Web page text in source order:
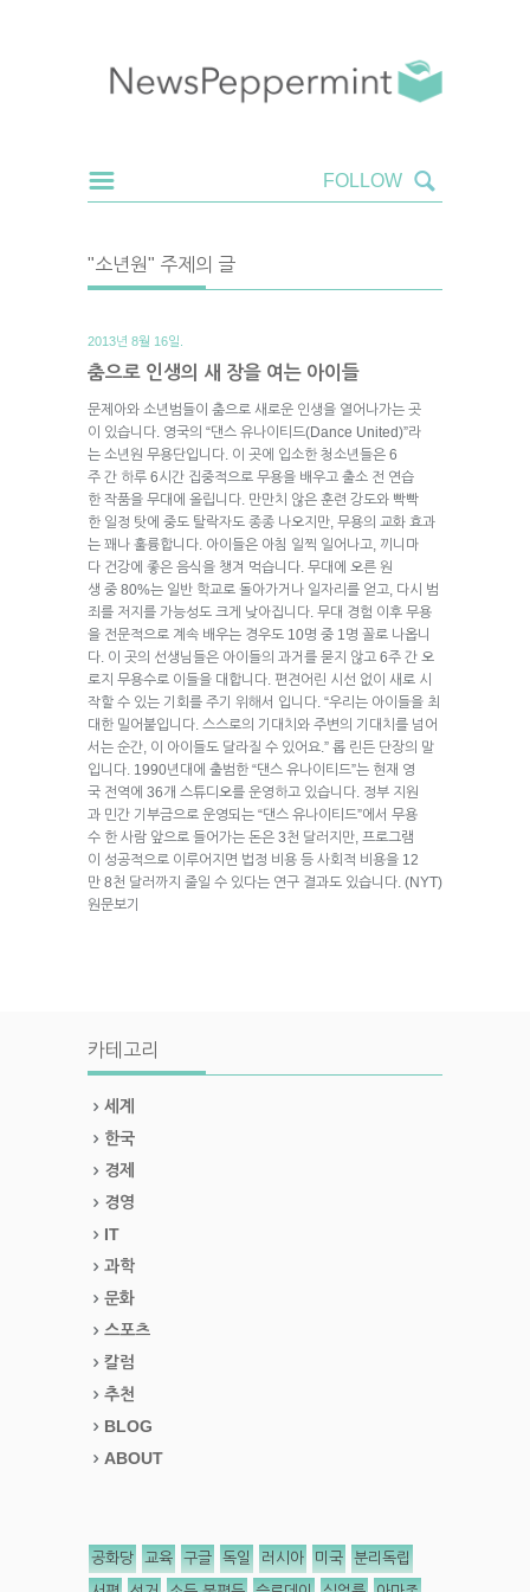
"소년원" 주제의 글
2013년 8월 16일.
춤으로 인생의 새 장을 여는 아이들
문제아와 소년범들이 춤으로 새로운 인생을 열어나가는 곳
이 있습니다. 영국의 “댄스 유나이티드(Dance United)”라
는 소년원 무용단입니다. 이 곳에 입소한 청소년들은 6
주 간 하루 6시간 집중적으로 무용을 배우고 출소 전 연습
한 작품을 무대에 올립니다. 만만치 않은 훈련 강도와 빡빡
한 일정 탓에 중도 탈락자도 종종 나오지만, 무용의 교화 효과
는 꽤나 훌륭합니다. 아이들은 아침 일찍 일어나고, 끼니마
다 건강에 좋은 음식을 챙겨 먹습니다. 무대에 오른 원
생 중 80%는 일반 학교로 돌아가거나 일자리를 얻고, 다시 범
죄를 저지를 가능성도 크게 낮아집니다. 무대 경험 이후 무용
을 전문적으로 계속 배우는 경우도 10명 중 1명 꼴로 나옵니
다. 이 곳의 선생님들은 아이들의 과거를 묻지 않고 6주 간 오
로지 무용수로 이들을 대합니다. 편견어린 시선 없이 새로 시
작할 수 있는 기회를 주기 위해서 입니다. “우리는 아이들을 최
대한 밀어붙입니다. 스스로의 기대치와 주변의 기대치를 넘어
서는 순간, 이 아이들도 달라질 수 있어요.” 롭 린든 단장의 말
입니다. 1990년대에 출범한 “댄스 유나이티드”는 현재 영
국 전역에 36개 스튜디오를 운영하고 있습니다. 정부 지원
과 민간 기부금으로 운영되는 “댄스 유나이티드”에서 무용
수 한 사람 앞으로 들어가는 돈은 3천 달러지만, 프로그램
이 성공적으로 이루어지면 법정 비용 등 사회적 비용을 12
만 8천 달러까지 줄일 수 있다는 연구 결과도 있습니다. (NYT)
원문보기
카테고리
세계
한국
경제
경영
IT
과학
문화
스포츠
칼럼
추천
BLOG
ABOUT
공화당 교육 구글 독일 러시아 미국 분리독립